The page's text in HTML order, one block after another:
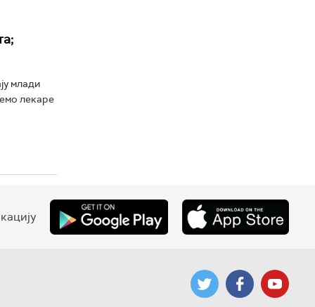
млади
лекаре